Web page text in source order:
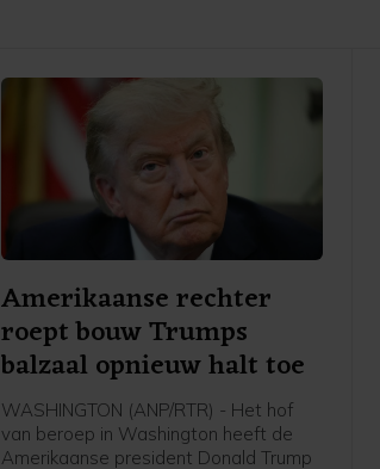
Amerikaanse rechter
roept bouw Trumps
balzaal opnieuw halt toe
WASHINGTON (ANP/RTR) - Het hof
van beroep in Washington heeft de
Amerikaanse president Donald Trump